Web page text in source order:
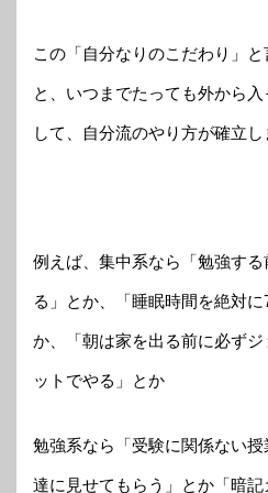
この「自分なりのこだわり」
と、いつまでたっても外から
して、自分流のやり方が確立し
例えば、集中系なら「勉強す
る」とか、「睡眠時間を絶対
か、「朝は家を出る前に必ず
ットでやる」とか
勉強系なら「受験に関係ない
達に見せてもらう」とか「暗